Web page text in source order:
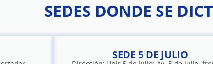
SEDES DONDE SE
SEDE 5 DE JULIO